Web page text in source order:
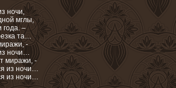
ночи,
мглы,
года. –
та…
-
ночи…
миражи, -
из ночи…
из ночи…